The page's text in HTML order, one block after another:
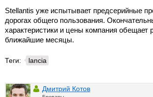
Stellantis уже испытывает предсерийные
дорогах общего пользования.
характеристики и цены компания обещает
ближайшие месяцы.
Теги: lancia
Дмитрий Котов